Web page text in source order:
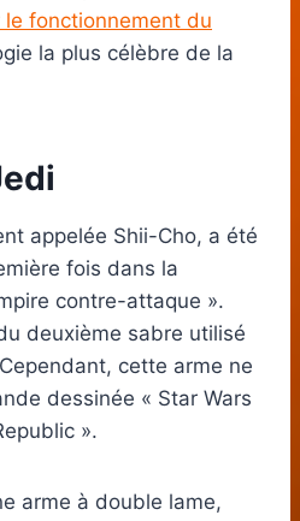
le fonctionnement du
la plus célèbre de la
appelée Shii-Cho, a été
fois dans la
contre-attaque ».
deuxième sabre utilisé
cette arme ne
dessinée « Star Wars
».
arme à double lame,